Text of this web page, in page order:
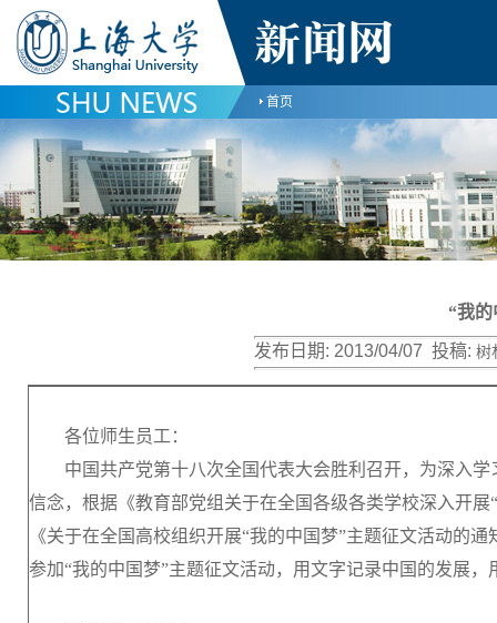
首页
“我的
发布日期: 2013/04/07 投稿: 树
各位师生员工：
中国共产党第十八次全国代表大会胜利召开，为深入学
信念，根据《教育部党组关于在全国各级各类学校深入开
《关于在全国高校组织开展“我的中国梦”主题征文活动的
参加“我的中国梦”主题征文活动，用文字记录中国的发展